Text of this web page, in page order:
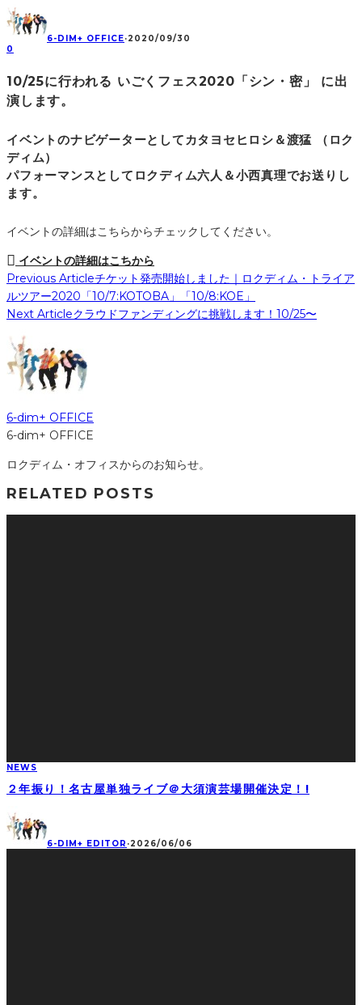
6-DIM+ OFFICE·2020/09/30
0
10/25に行われる いごくフェス2020「シン・密」
に出
演します。
イベントのナビゲーターとしてカタヨセヒロシ＆渡猛 （ロク
ディム）
パフォーマンスとしてロクディム六人＆小西真理でお送りし
ます。
イベントの詳細はこちらからチェックしてください。
イベントの詳細はこちから
Previous Articleチケット発売開始しました｜ロクディム・トライア
ルツアー2020「10/7:KOTOBA」「10/8:KOE」
Next Articleクラウドファンディングに挑戦します！10/25〜
6-dim+ OFFICE
6-dim+ OFFICE
ロクディム・オフィスからのお知らせ。
RELATED POSTS
NEWS
２年振り！名古屋単独ライブ＠大須演芸場開催決定！!
6-DIM+ EDITOR ·2026/06/06